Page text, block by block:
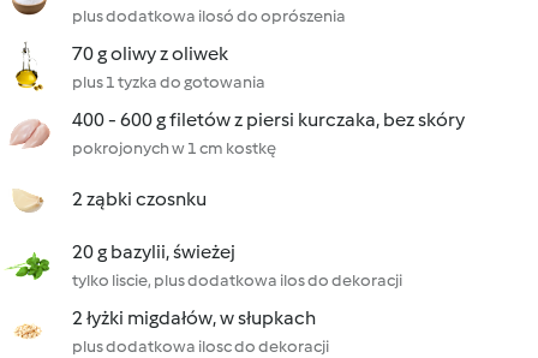
plus dodatkowa ilosó do oprószenia
70 g oliwy z oliwek
plus 1 tyzka do gotowania
400 - 600 g filetów z piersi kurczaka, bez skóry
pokrojonych w 1 cm kostkę
2 ząbki czosnku
20 g bazylii, świeżej
tylko liscie, plus dodatkowa ilos do dekoracji
2 łyżki migdałów, w słupkach
plus dodatkowa ilosc do dekoracji